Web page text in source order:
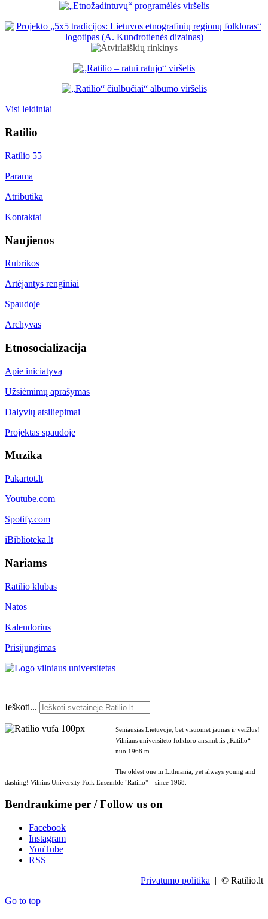
Visi leidiniai
Ratilio
Ratilio 55
Parama
Atributika
Kontaktai
Naujienos
Rubrikos
Artėjantys renginiai
Spaudoje
Archyvas
Etnosocializacija
Apie iniciatyvą
Užsiėmimų aprašymas
Dalyvių atsiliepimai
Projektas spaudoje
Muzika
Pakartot.lt
Youtube.com
Spotify.com
iBiblioteka.lt
Nariams
Ratilio klubas
Natos
Kalendorius
Prisijungimas
Ieškoti...
Seniausias Lietuvoje, bet visuomet jaunas ir veržlus!
Vilniaus universiteto folkloro ansamblis „Ratilio“ –
nuo 1968 m.
The oldest one in Lithuania, yet always young and
dashing! Vilnius University Folk Ensemble "Ratilio" – since 1968.
Bendraukime per / Follow us on
Facebook
Instagram
YouTube
RSS
Privatumo politika | © Ratilio.lt
Go to top